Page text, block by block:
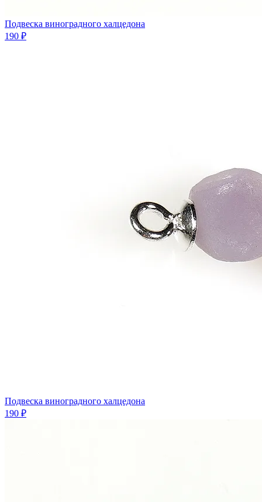
Подвеска виноградного халцедона
190 ₽
Подвеска виноградного халцедона
190 ₽